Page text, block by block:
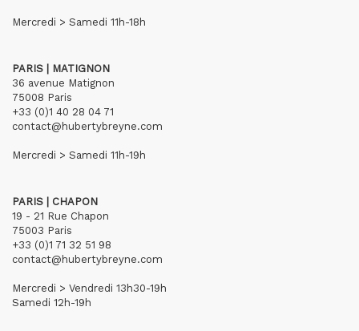
Mercredi > Samedi 11h-18h
PARIS | MATIGNON
36 avenue Matignon
75008 Paris
+33 (0)1 40 28 04 71
contact@hubertybreyne.com
Mercredi > Samedi 11h-19h
PARIS | CHAPON
19 - 21 Rue Chapon
75003 Paris
+33 (0)1 71 32 51 98
contact@hubertybreyne.com
Mercredi > Vendredi 13h30-19h
Samedi 12h-19h